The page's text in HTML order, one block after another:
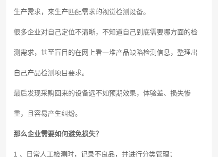
生产需求，来生产匹配需求的视觉检测设备。
很多企业对自己定位不清晰，不知道自己到底需要哪方面的检
测需求，甚至盲目的在网上看一堆产品缺陷检测信息，整理出
自己产品检测项目要求。
最后发现采购回来的设备远不如预期效果，体验差、损失惨
重，且容易产生纠纷。
那么企业需要如何避免损失？
1 、日常人工检测时，记录不良品，并进行分类管理；